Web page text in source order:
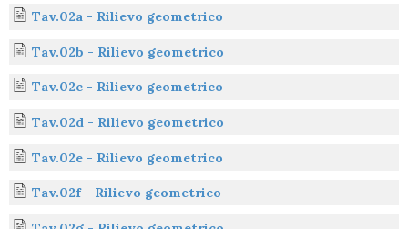
Tav.02a - Rilievo geometrico
Tav.02b - Rilievo geometrico
Tav.02c - Rilievo geometrico
Tav.02d - Rilievo geometrico
Tav.02e - Rilievo geometrico
Tav.02f - Rilievo geometrico